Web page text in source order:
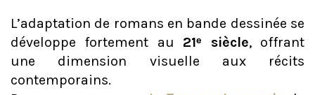
L’adaptation de romans en bande dessinée se
développe fortement au 21ᵉ siècle, offrant
une dimension visuelle aux récits
contemporains.